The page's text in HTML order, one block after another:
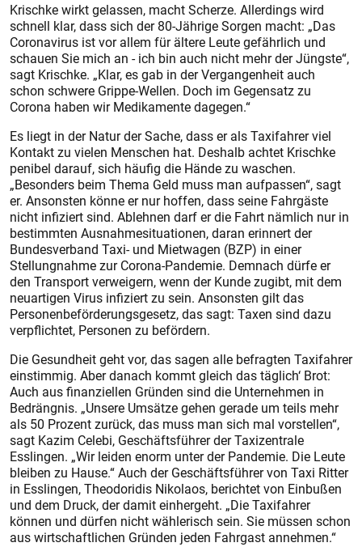
Krischke wirkt gelassen, macht Scherze. Allerdings wird
schnell klar, dass sich der 80-Jährige Sorgen macht: „Das
Coronavirus ist vor allem für ältere Leute gefährlich und
schauen Sie mich an - ich bin auch nicht mehr der Jüngste“,
sagt Krischke. „Klar, es gab in der Vergangenheit auch
schon schwere Grippe-Wellen. Doch im Gegensatz zu
Corona haben wir Medikamente dagegen.“
Es liegt in der Natur der Sache, dass er als Taxifahrer viel
Kontakt zu vielen Menschen hat. Deshalb achtet Krischke
penibel darauf, sich häufig die Hände zu waschen.
„Besonders beim Thema Geld muss man aufpassen“, sagt
er. Ansonsten könne er nur hoffen, dass seine Fahrgäste
nicht infiziert sind. Ablehnen darf er die Fahrt nämlich nur in
bestimmten Ausnahmesituationen, daran erinnert der
Bundesverband Taxi- und Mietwagen (BZP) in einer
Stellungnahme zur Corona-Pandemie. Demnach dürfe er
den Transport verweigern, wenn der Kunde zugibt, mit dem
neuartigen Virus infiziert zu sein. Ansonsten gilt das
Personenbeförderungsgesetz, das sagt: Taxen sind dazu
verpflichtet, Personen zu befördern.
Die Gesundheit geht vor, das sagen alle befragten Taxifahrer
einstimmig. Aber danach kommt gleich das täglich‘ Brot:
Auch aus finanziellen Gründen sind die Unternehmen in
Bedrängnis. „Unsere Umsätze gehen gerade um teils mehr
als 50 Prozent zurück, das muss man sich mal vorstellen“,
sagt Kazim Celebi, Geschäftsführer der Taxizentrale
Esslingen. „Wir leiden enorm unter der Pandemie. Die Leute
bleiben zu Hause.“ Auch der Geschäftsführer von Taxi Ritter
in Esslingen, Theodoridis Nikolaos, berichtet von Einbußen
und dem Druck, der damit einhergeht. „Die Taxifahrer
können und dürfen nicht wählerisch sein. Sie müssen schon
aus wirtschaftlichen Gründen jeden Fahrgast annehmen.“